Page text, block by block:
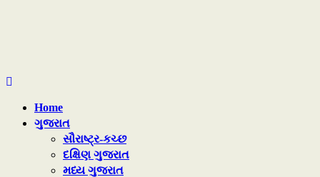
Home
ગુજરાત
સૌરાષ્ટ્ર-કચ્છ
દક્ષિણ ગુજરાત
મધ્ય ગુજરાત